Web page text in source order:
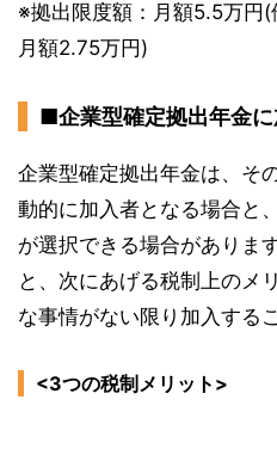
※拠出限度額：月額5.5万円
月額2.75万円)
■企業型確定拠出年金
企業型確定拠出年金は、そ
動的に加入者となる場合と
が選択できる場合がありま
と、次にあげる税制上のメ
な事情がない限り加入する
<3つの税制メリット>